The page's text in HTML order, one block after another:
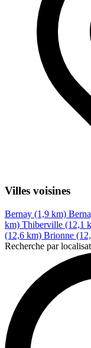
Villes voisines
Bernay (1,9 km)
km) Thiberville (12,1
(12,6 km) Brionne
Recherche par